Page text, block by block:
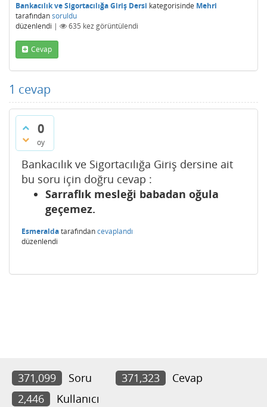
Bankacılık ve Sigortacılığa Giriş Dersi kategorisinde Mehri
tarafındansoruldu
düzenlendi | 635 kez görüntülendi
Cevap
1 cevap
0
oy
Bankacılık ve Sigortacılığa Giriş dersine ait
bu soru için doğru cevap :
Sarraflık mesleği babadan oğula
geçemez.
Esmeraldatarafındancevaplandı
düzenlendi
371,099 Soru 371,323
Cevap
2,446
Kullanıcı